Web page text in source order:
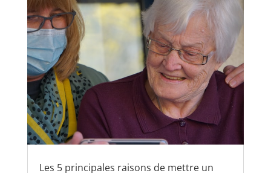
Les 5 principales raisons de mettre un